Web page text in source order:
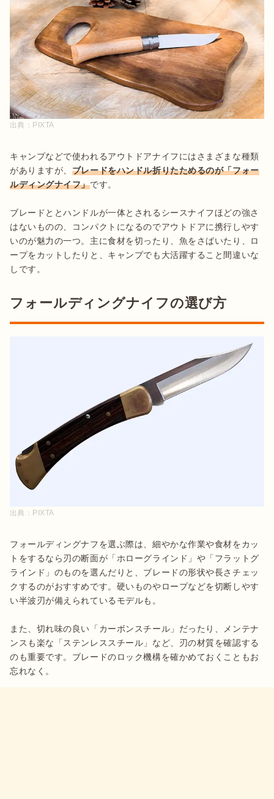
出典： PIXTA
キャンプなどで使われるアウトドアナイフにはさまざまな種類
がありますが、 ブレードをハンドル折りたためるのが「フォー
ルディングナイフ」です。
ブレードととハンドルが一体とされるシースナイフほどの強さ
はないものの、コンパクトになるのでアウトドアに携行しやす
いのが魅力の一つ。主に食材を切ったり、魚をさばいたり、ロ
ープをカットしたりと、キャンプでも大活躍すること間違いな
しです。
フォールディングナイフの選び方
出典： PIXTA
フォールディングナフを選ぶ際は、細やかな作業や食材をカッ
トをするなら刃の断面が「ホローグラインド」や「フラットグ
ラインド」のものを選んだりと、ブレードの形状や長さチェッ
クするのがおすすめです。硬いものやロープなどを切断しやす
い半波刃が備えられているモデルも。
また、切れ味の良い「カーボンスチール」だったり、メンテナ
ンスも楽な「ステンレススチール」など、刃の材質を確認する
のも重要です。ブレードのロック機構を確かめておくこともお
忘れなく。